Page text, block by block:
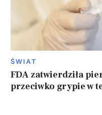
ŚWIAT
FDA zatwierdziła
przeciwko grypie w